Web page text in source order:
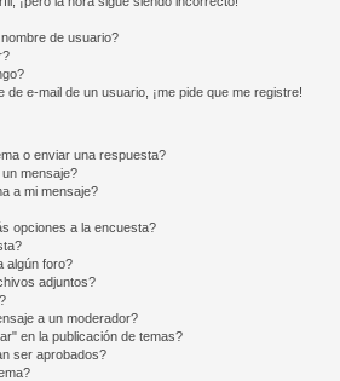
de usuario?
e-mail de un usuario, ¡me pide que me registre!
o enviar una respuesta?
mensaje?
a mi mensaje?
opciones a la encuesta?
algún foro?
adjuntos?
a un moderador?
en la publicación de temas?
ser aprobados?